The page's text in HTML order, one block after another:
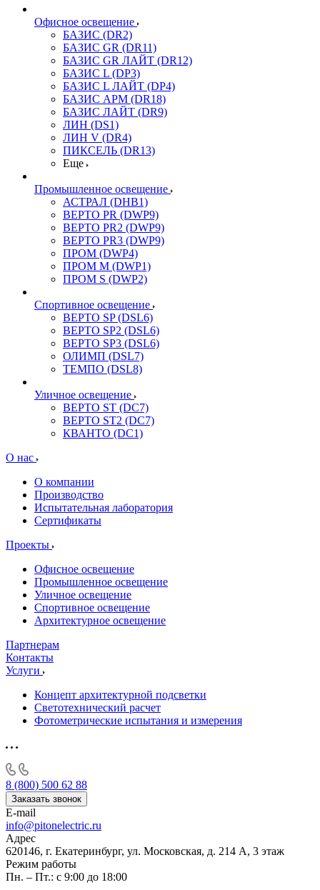
Офисное освещение
БАЗИС (DR2)
БАЗИС GR (DR11)
БАЗИС GR ЛАЙТ (DR12)
БАЗИС L (DP3)
БАЗИС L ЛАЙТ (DP4)
БАЗИС АРМ (DR18)
БАЗИС ЛАЙТ (DR9)
ЛИН (DS1)
ЛИН V (DR4)
ПИКСЕЛЬ (DR13)
Еще
Промышленное освещение
АСТРАЛ (DHB1)
ВЕРТО PR (DWP9)
ВЕРТО PR2 (DWP9)
ВЕРТО PR3 (DWP9)
ПРОМ (DWP4)
ПРОМ M (DWP1)
ПРОМ S (DWP2)
Спортивное освещение
ВЕРТО SP (DSL6)
ВЕРТО SP2 (DSL6)
ВЕРТО SP3 (DSL6)
ОЛИМП (DSL7)
ТЕМПО (DSL8)
Уличное освещение
ВЕРТО ST (DC7)
ВЕРТО ST2 (DC7)
КВАНТО (DC1)
О нас
О компании
Производство
Испытательная лаборатория
Сертификаты
Проекты
Офисное освещение
Промышленное освещение
Уличное освещение
Спортивное освещение
Архитектурное освещение
Партнерам
Контакты
Услуги
Концепт архитектурной подсветки
Светотехнический расчет
Фотометрические испытания и измерения
8 (800) 500 62 88
Заказать звонок
E-mail
info@pitonelectric.ru
Адрес
620146, г. Екатеринбург, ул. Московская, д. 214 А, 3 этаж
Режим работы
Пн. – Пт.: с 9:00 до 18:00